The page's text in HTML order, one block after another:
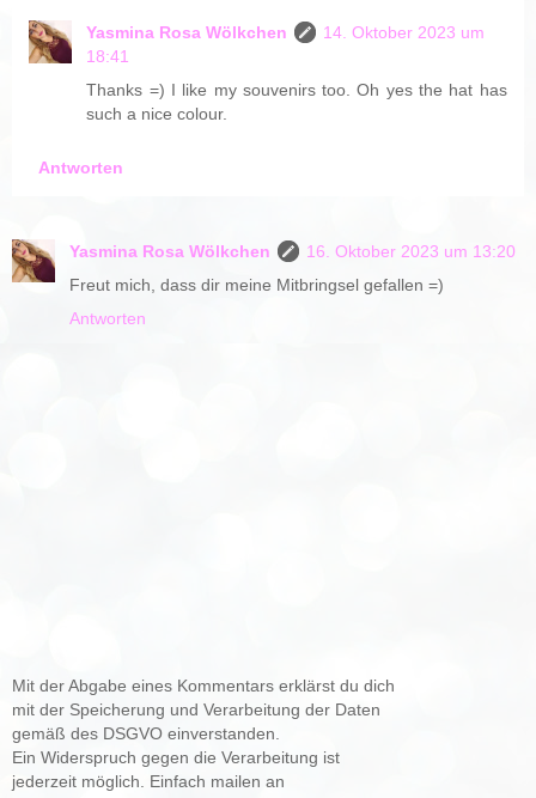
Yasmina Rosa Wölkchen
14. Oktober 2023 um
18:41
Thanks =) I like my souvenirs too. Oh yes the hat has
such a nice colour.
Antworten
Yasmina Rosa Wölkchen
16. Oktober 2023 um 13:20
Freut mich, dass dir meine Mitbringsel gefallen =)
Antworten
Mit der Abgabe eines Kommentars erklärst du dich
mit der Speicherung und Verarbeitung der Daten
gemäß des DSGVO einverstanden.
Ein Widerspruch gegen die Verarbeitung ist
jederzeit möglich. Einfach mailen an